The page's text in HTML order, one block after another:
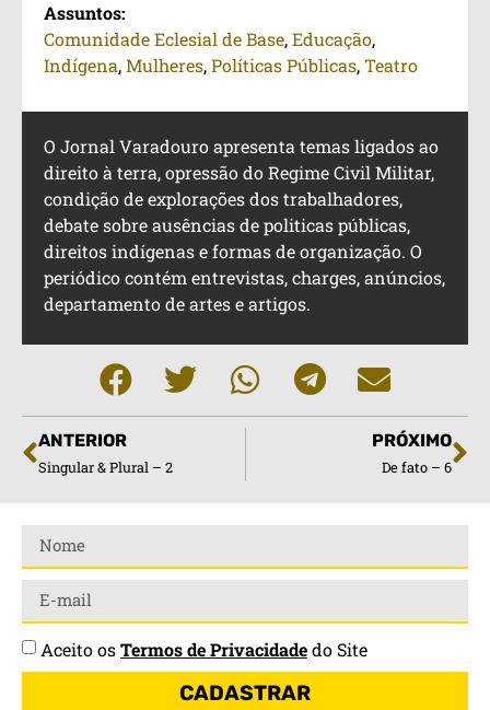
Assuntos:
Comunidade Eclesial de Base,Educação,
Indígena,Mulheres,Políticas Públicas,Teatro
O Jornal Varadouro apresenta temas ligados ao
direito à terra, opressão do Regime Civil Militar,
condição de explorações dos trabalhadores,
debate sobre ausências de politicas públicas,
direitos indígenas e formas de organização. O
periódico contém entrevistas, charges, anúncios,
departamento de artes e artigos.
ANTERIOR
Singular & Plural – 2
PRÓXIMO
De fato – 6
Aceito osTermos de Privacidadedo Site
CADASTRAR